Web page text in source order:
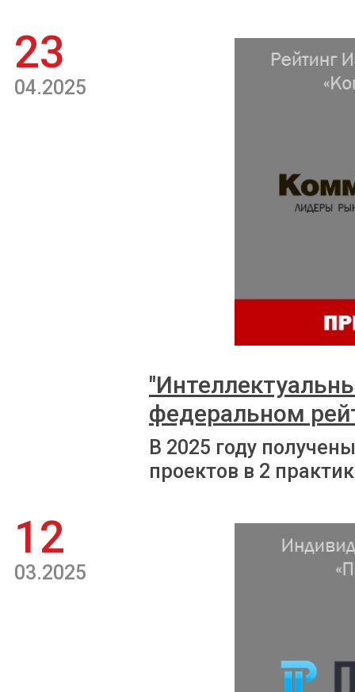
23
04.2025
федеральном
В 2025 году
проектов в 2
12
03.2025